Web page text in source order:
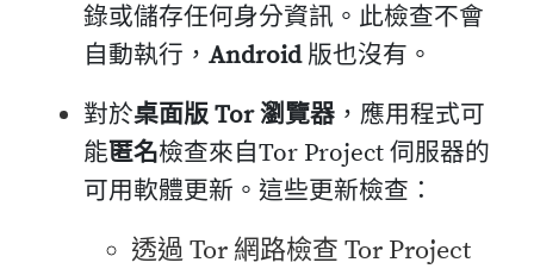
錄或儲存任何身分資訊。此檢查不會
自動執行， Android版也沒有。
對於桌面版 Tor 瀏覽器 ，應用程式可
能匿名檢查來自Tor Project 伺服器的
可用軟體更新。這些更新檢查：
透過 Tor 網路檢查 Tor Project